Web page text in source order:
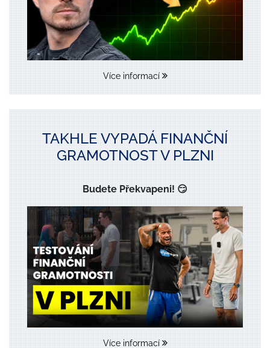
Více informací
TAKHLE VYPADÁ FINANČNÍ
GRAMOTNOST V PLZNI
Budete Překvapeni! 😏
Více informací